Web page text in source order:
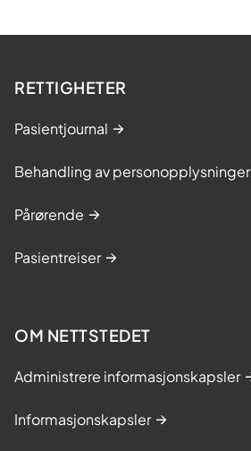
RETTIGHETER
Pasientjournal
Behandling av personopplysninger
Pårørende
Pasientreiser
OM NETTSTEDET
Administrere informasjonskapsler
Informasjonskapsler